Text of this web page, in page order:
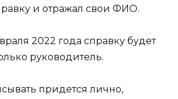
и отражал свои ФИО.
2022 года справку будет
руководитель.
придется лично,